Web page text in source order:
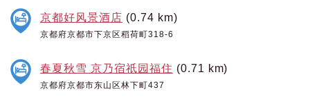
京都好风景酒店 (0.74 km)
京都府京都市下京区稻荷町318-6
春夏秋雪 京乃宿祇园福住 (0.71 km)
京都府京都市东山区林下町437